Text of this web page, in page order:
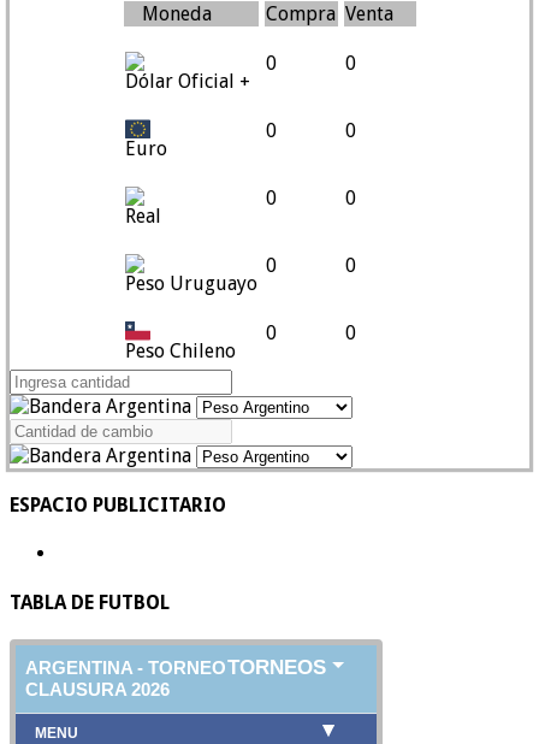
Moneda Compra Venta
Dólar Oficial +
0 0
Euro
0 0
Real
0 0
Peso Uruguayo
0 0
Peso Chileno
0 0
ESPACIO PUBLICITARIO
TABLA DE FUTBOL